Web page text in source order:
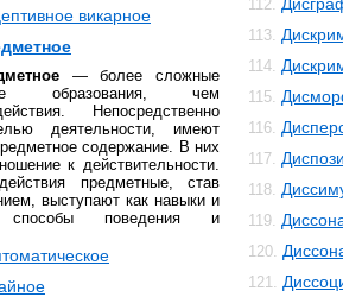
викарное
— более сложные
образования, чем
Непосредственно
деятельности, имеют
содержание. В них
к действительности.
предметные, став
выступают как навыки и
поведения и
112.
113.
114.
115.
116.
117.
118.
119.
120.
121.